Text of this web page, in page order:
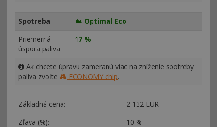
Spotreba
Optimal Eco
Priemerná
úspora paliva
17 %
Ak chcete úpravu zameranú viac na zníženie spotreby
paliva zvoľte
ECONOMY chip.
Základná cena: 2 132 EUR
Zľava (%):
10 %